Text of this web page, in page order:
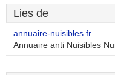
Lies de
annuaire-nuisibles.fr
Annuaire anti Nuisibles